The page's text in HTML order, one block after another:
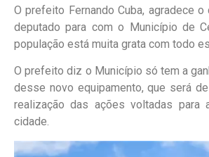
O prefeito Fernando Cuba, agradece
deputado para com o Município de
população está muita grata com todo
O prefeito diz o Município só tem a
desse novo equipamento, que será
realização das ações voltadas para
cidade.
Tocador